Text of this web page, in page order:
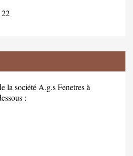
la société A.g.s Fenetres à
: